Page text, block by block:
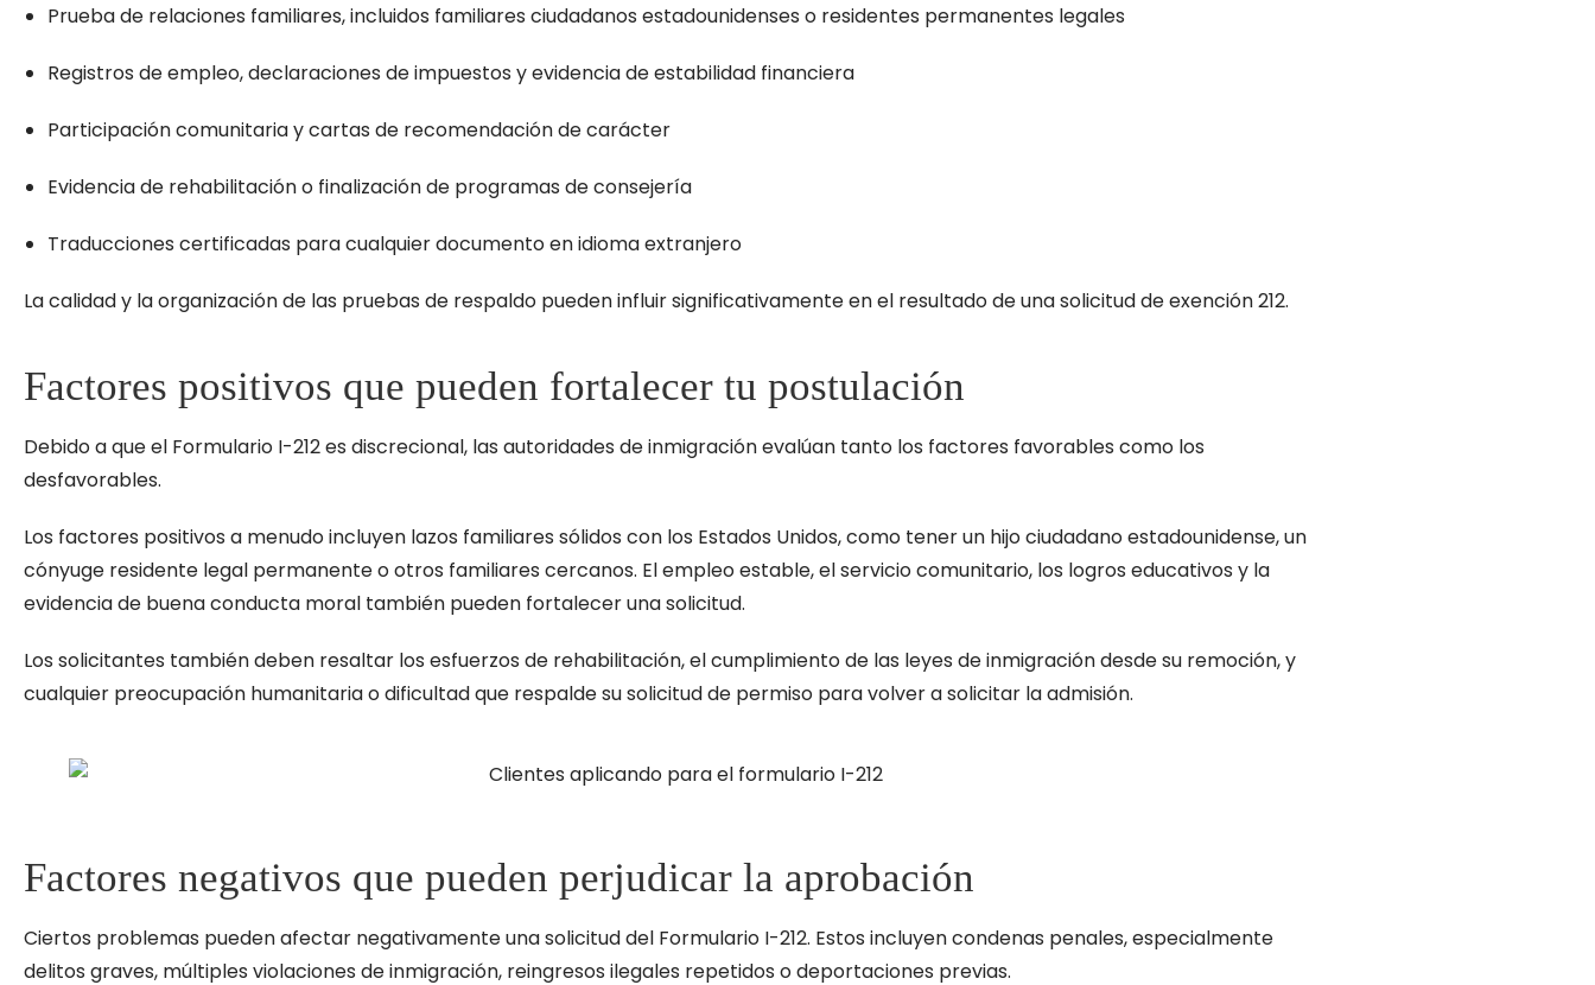
Prueba de relaciones familiares, incluidos familiares ciudadanos estadounidenses o residentes permanentes legales
Registros de empleo, declaraciones de impuestos y evidencia de estabilidad financiera
Participación comunitaria y cartas de recomendación de carácter
Evidencia de rehabilitación o finalización de programas de consejería
Traducciones certificadas para cualquier documento en idioma extranjero
La calidad y la organización de las pruebas de respaldo pueden influir significativamente en el resultado de una solicitud de exención 212.
Factores positivos que pueden fortalecer tu postulación
Debido a que el Formulario I-212 es discrecional, las autoridades de inmigración evalúan tanto los factores favorables como los
desfavorables.
Los factores positivos a menudo incluyen lazos familiares sólidos con los Estados Unidos, como tener un hijo ciudadano estadounidense, un
cónyuge residente legal permanente o otros familiares cercanos. El empleo estable, el servicio comunitario, los logros educativos y la
evidencia de buena conducta moral también pueden fortalecer una solicitud.
Los solicitantes también deben resaltar los esfuerzos de rehabilitación, el cumplimiento de las leyes de inmigración desde su remoción, y
cualquier preocupación humanitaria o dificultad que respalde su solicitud de permiso para volver a solicitar la admisión.
Factores negativos que pueden perjudicar la aprobación
Ciertos problemas pueden afectar negativamente una solicitud del Formulario I-212. Estos incluyen condenas penales, especialmente
delitos graves, múltiples violaciones de inmigración, reingresos ilegales repetidos o deportaciones previas.